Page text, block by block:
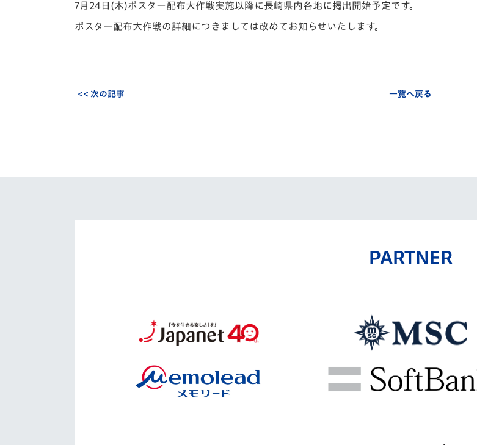
7月24日(木)ポスター配布大作戦実施以降に長崎県内各地に掲出開始予定です。
ポスター配布大作戦の詳細につきましては改めてお知らせいたします。
<< 次の記事 一覧へ戻る
PARTNER